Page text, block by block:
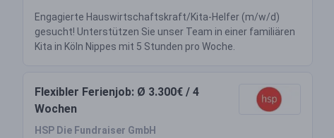
Engagierte Hauswirtschaftskraft/Kita-Helfer (m/w/d)
gesucht! Unterstützen Sie unser Team in einer familiären
Kita in Köln Nippes mit 5 Stunden pro Woche.
Flexibler Ferienjob: Ø 3.300€ / 4
Wochen
HSP Die Fundraiser GmbH